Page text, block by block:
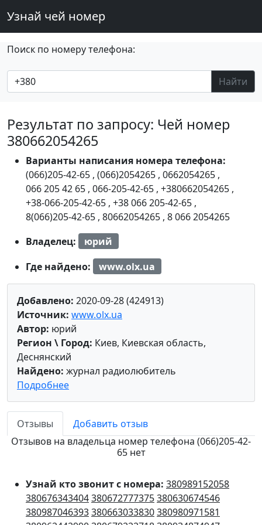
Узнай чей номер
Поиск по номеру телефона:
Найти
Результат по запросу: Чей номер
380662054265
Варианты написания номера телефона:
(066)205-42-65 , (066)2054265 , 0662054265 ,
066 205 42 65 , 066-205-42-65 , +380662054265 ,
+38-066-205-42-65 , +38 066 205-42-65 ,
8(066)205-42-65 , 80662054265 , 8 066 2054265
Владелец:
юрий
Где найдено:
www.olx.ua
Добавлено: 2020-09-28 (424913)
Источник: www.olx.ua
Автор: юрий
Регион \ Город: Киев, Киевская область,
Деснянский
Найдено: журнал радиолюбитель
Подробнее
Отзывы
Добавить отзыв
Отзывов на владельца номер телефона (066)205-42-
65 нет
Узнай кто звонит с номера: 380989152058
380676343404380672777375380630674546
380987046393380663033830380980971581